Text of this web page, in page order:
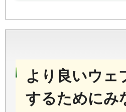
より良いウェ
するためにみ